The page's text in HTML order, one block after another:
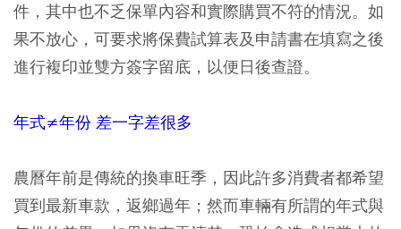
件，其中也不乏保單內容和實際購買不符的情況。如
果不放心，可要求將保費試算表及申請書在填寫之後
進行複印並雙方簽字留底，以便日後查證。
年式≠年份 差一字差很多
農曆年前是傳統的換車旺季，因此許多消費者都希望
買到最新車款，返鄉過年；然而車輛有所謂的年式與